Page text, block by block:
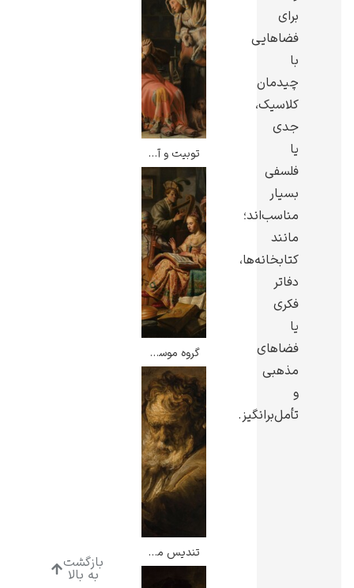
برای
فضاهایی
با
چیدمان
کلاسیک،
جدی
یا
فلسفی
بسیار
مناسب‌اند؛
مانند
کتابخانه‌ها،
دفاتر
فکری
یا
فضاهای
مذهبی
و
تأمل‌برانگیز.
توبیت و آنا همراه با کودک – رامبرانت
گروه موسیقی – رامبرانت
تندیس مردی با ریش بلند – رامبرانت
بازگشت
به بالا